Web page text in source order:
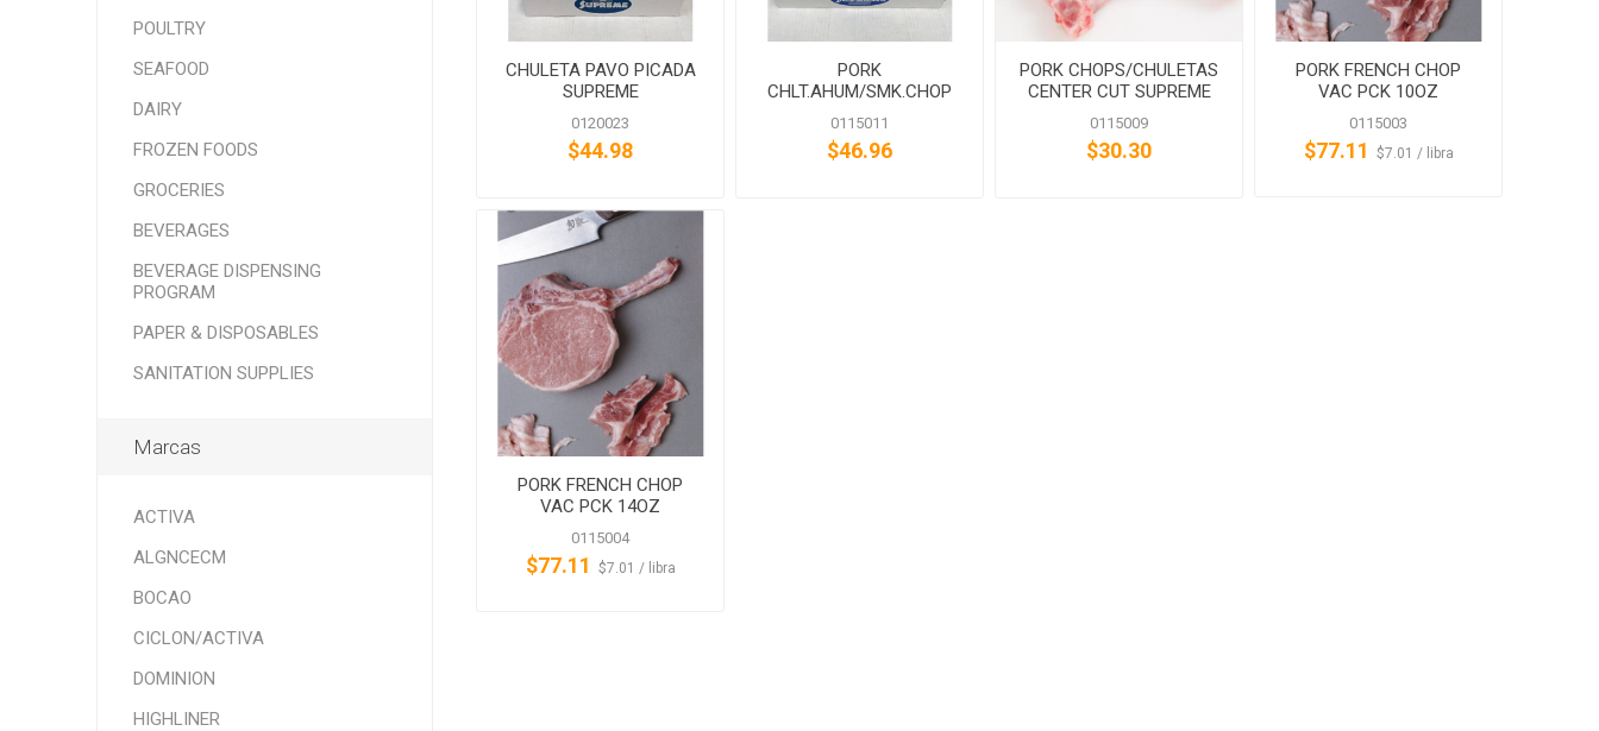
CHULETA PAVO PICADA
SUPREME
0120023
$44.98
PORK
CHLT.AHUM/SMK.CHOP
C.CUT SUPREME
0115011
$46.96
PORK CHOPS/CHULETAS
CENTER CUT SUPREME
0115009
$30.30
PORK FRENCH CHOP
VAC PCK 10OZ
ALGNCECM
0115003
$77.11 ‏‏‎ ‎‏‏‎ ‎$7.01 / libra
PORK FRENCH CHOP
VAC PCK 14OZ
ALGNCECM
0115004
$77.11 ‏‏‎ ‎‏‏‎ ‎$7.01 / libra
POULTRY
SEAFOOD
DAIRY
FROZEN FOODS
GROCERIES
BEVERAGES
BEVERAGE DISPENSING
PROGRAM
PAPER & DISPOSABLES
SANITATION SUPPLIES
Marcas
ACTIVA
ALGNCECM
BOCAO
CICLON/ACTIVA
DOMINION
HIGHLINER